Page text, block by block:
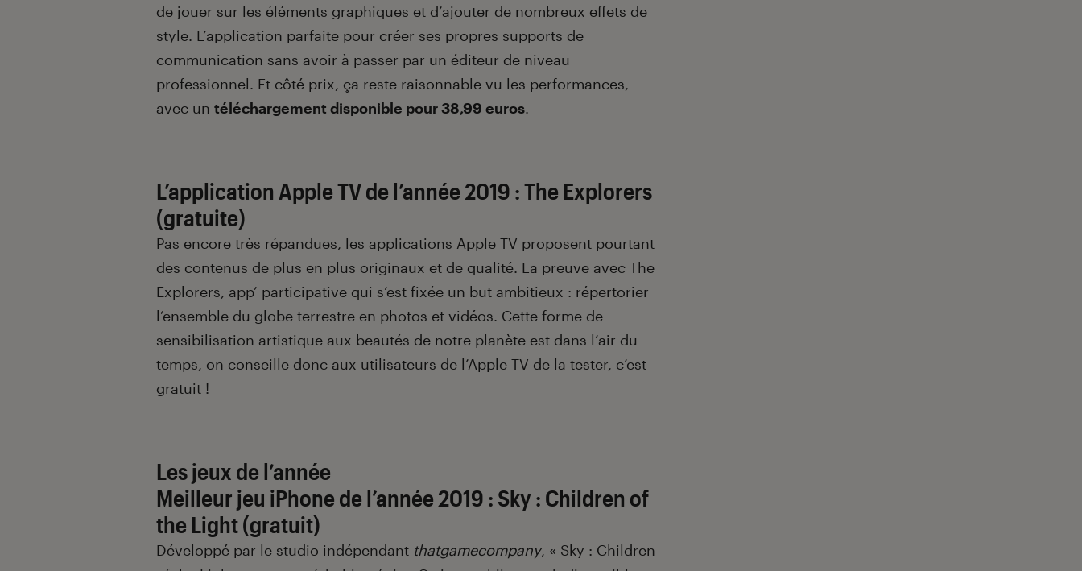
de jouer sur les éléments graphiques et d’ajouter de nombreux effets de
style. L’application parfaite pour créer ses propres supports de
communication sans avoir à passer par un éditeur de niveau
professionnel. Et côté prix, ça reste raisonnable vu les performances,
avec un téléchargement disponible pour 38,99 euros.
L’application Apple TV de l’année 2019 : The Explorers
(gratuite)
Pas encore très répandues, les applications Apple TV proposent pourtant
des contenus de plus en plus originaux et de qualité. La preuve avec The
Explorers, app’ participative qui s’est fixée un but ambitieux : répertorier
l’ensemble du globe terrestre en photos et vidéos. Cette forme de
sensibilisation artistique aux beautés de notre planète est dans l’air du
temps, on conseille donc aux utilisateurs de l’Apple TV de la tester, c’est
gratuit !
Les jeux de l’année
Meilleur jeu iPhone de l’année 2019 : Sky : Children of
the Light (gratuit)
Développé par le studio indépendant thatgamecompany, « Sky : Children